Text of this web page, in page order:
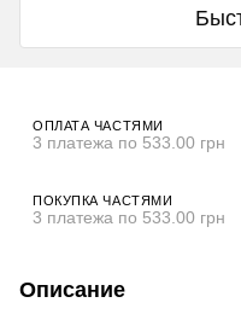
ОПЛАТА ЧАСТЯМИ
3 платежа по 533.00 грн
ПОКУПКА ЧАСТЯМИ
3 платежа по 533.00 грн
Описание